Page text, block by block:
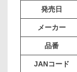
発売日
メーカー
品番
JANコード